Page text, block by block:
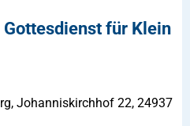
für Klein
Johanniskirchhof 22, 24937